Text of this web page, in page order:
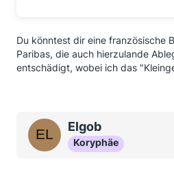
Du könntest dir eine französische
Paribas, die auch hierzulande
entschädigt, wobei ich das
Elgob
Koryphäe